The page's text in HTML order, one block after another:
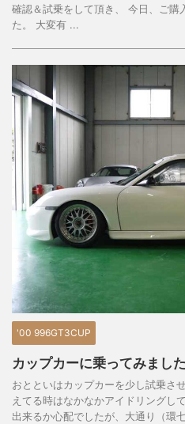
確認＆試乗をして頂き、 今日、ご購
た。 大変有 ...
'00 996GT3CUP
カップカーに乗ってみました
おとといはカップカーを少し試乗さ
えてる時はなかなかアイドリングし
出来るか心配でしたが、大通り（環